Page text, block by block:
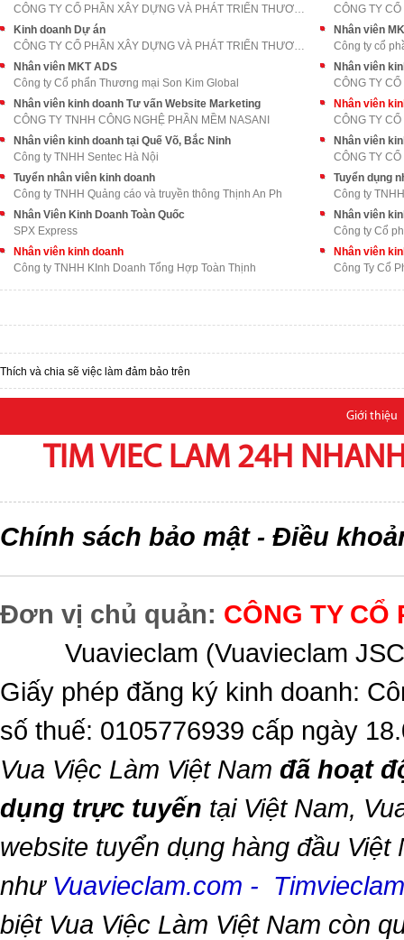
CÔNG TY CỔ PHẦN XÂY DỰNG VÀ PHÁT TRIỂN THƯƠNG MẠI
Kinh doanh Dự án
CÔNG TY CỔ PHẦN XÂY DỰNG VÀ PHÁT TRIỂN THƯƠNG MẠI
Nhân viên
Công ty cổ
Nhân viên MKT ADS
Công ty Cổ phẩn Thương mại Son Kim Global
Nhân viên
CÔNG TY
Nhân viên kinh doanh Tư vấn Website Marketing
CÔNG TY TNHH CÔNG NGHỆ PHẦN MỀM NASANI
Nhân viên
CÔNG TY
Nhân viên kinh doanh tại Quế Võ, Bắc Ninh
Công ty TNHH Sentec Hà Nội
Nhân viên
CÔNG TY
Tuyển nhân viên kinh doanh
Công ty TNHH Quảng cáo và truyền thông Thịnh An Ph
Tuyển dụng
Công ty
Nhân Viên Kinh Doanh Toàn Quốc
SPX Express
Nhân viên
Công ty Cổ
Nhân viên kinh doanh
Công ty TNHH KInh Doanh Tổng Hợp Toàn Thịnh
Nhân viên
Công Ty Cổ
Thích và chia sẽ việc làm đảm bảo trên
Giới thiệu
TIM VIEC LAM 24H
Chính sách bảo mật- Điều
Đơn vị chủ quản: CÔNG TY CỔ
Vuavieclam (Vuavieclam
Giấy phép đăng ký kinh doanh:
số thuế: 0105776939 cấp ngày
Vua Việc Làm Việt Nam đã hoạt
dụng trực tuyến tại Việt Nam,
website tuyển dụng hàng đầu Việt
như Vuavieclam.com -
biệt Vua Việc Làm Việt Nam còn